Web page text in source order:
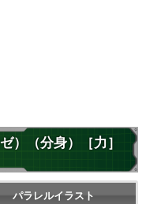
）（分身）［力］
パラレルイラスト